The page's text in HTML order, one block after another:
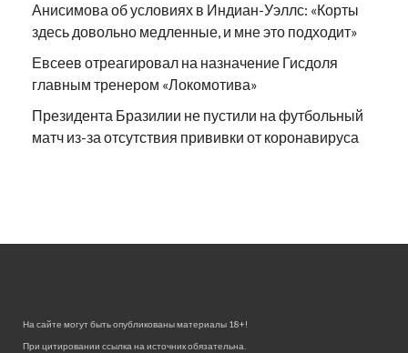
Анисимова об условиях в Индиан-Уэллс: «Корты
здесь довольно медленные, и мне это подходит»
Евсеев отреагировал на назначение Гисдоля
главным тренером «Локомотива»
Президента Бразилии не пустили на футбольный
матч из-за отсутствия прививки от коронавируса
На сайте могут быть опубликованы материалы 18+!
При цитировании ссылка на источник обязательна.